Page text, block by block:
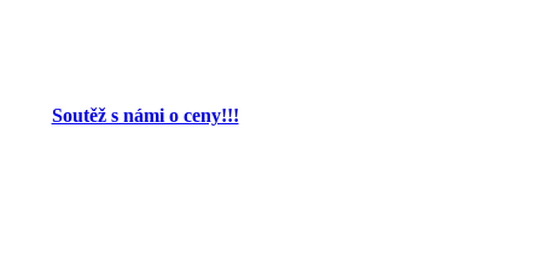
Soutěž s námi o ceny!!!